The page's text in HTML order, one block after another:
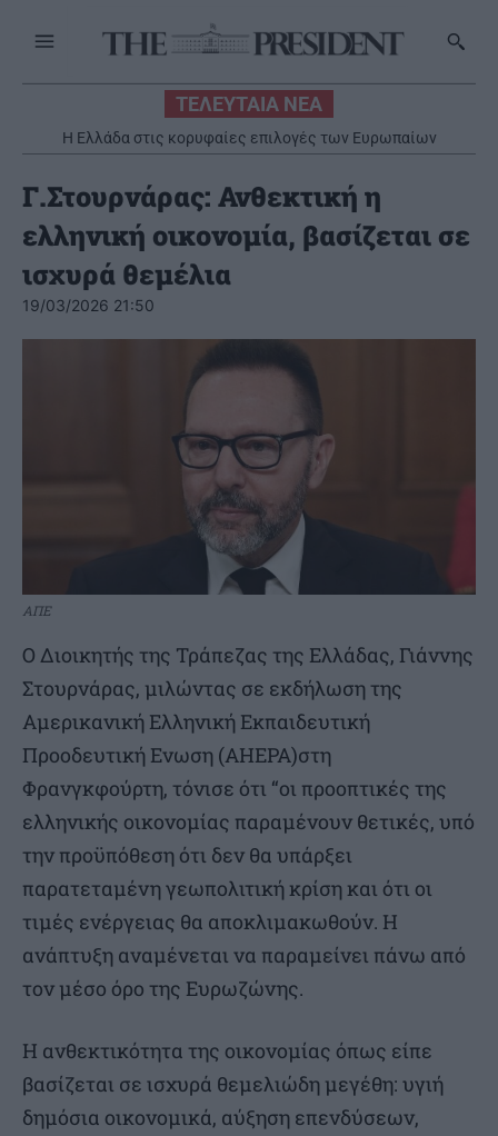
ΤΕΛΕΥΤΑΙΑ ΝΕΑ
Η Ελλάδα στις κορυφαίες επιλογές των Ευρωπαίων
ταξιδιωτών
Γ.Στουρνάρας: Ανθεκτική η
ελληνική οικονομία, βασίζεται σε
ισχυρά θεμέλια
19/03/2026 21:50
ΑΠΕ
Ο Διοικητής της Τράπεζας της Ελλάδας, Γιάννης
Στουρνάρας, μιλώντας σε εκδήλωση της
Αμερικανική Ελληνική Εκπαιδευτική
Προοδευτική Ενωση (AHEPA)στη
Φρανγκφούρτη, τόνισε ότι “οι προοπτικές της
ελληνικής οικονομίας παραμένουν θετικές, υπό
την προϋπόθεση ότι δεν θα υπάρξει
παρατεταμένη γεωπολιτική κρίση και ότι οι
τιμές ενέργειας θα αποκλιμακωθούν. Η
ανάπτυξη αναμένεται να παραμείνει πάνω από
τον μέσο όρο της Ευρωζώνης.
Η ανθεκτικότητα της οικονομίας όπως είπε
βασίζεται σε ισχυρά θεμελιώδη μεγέθη: υγιή
δημόσια οικονομικά, αύξηση επενδύσεων,